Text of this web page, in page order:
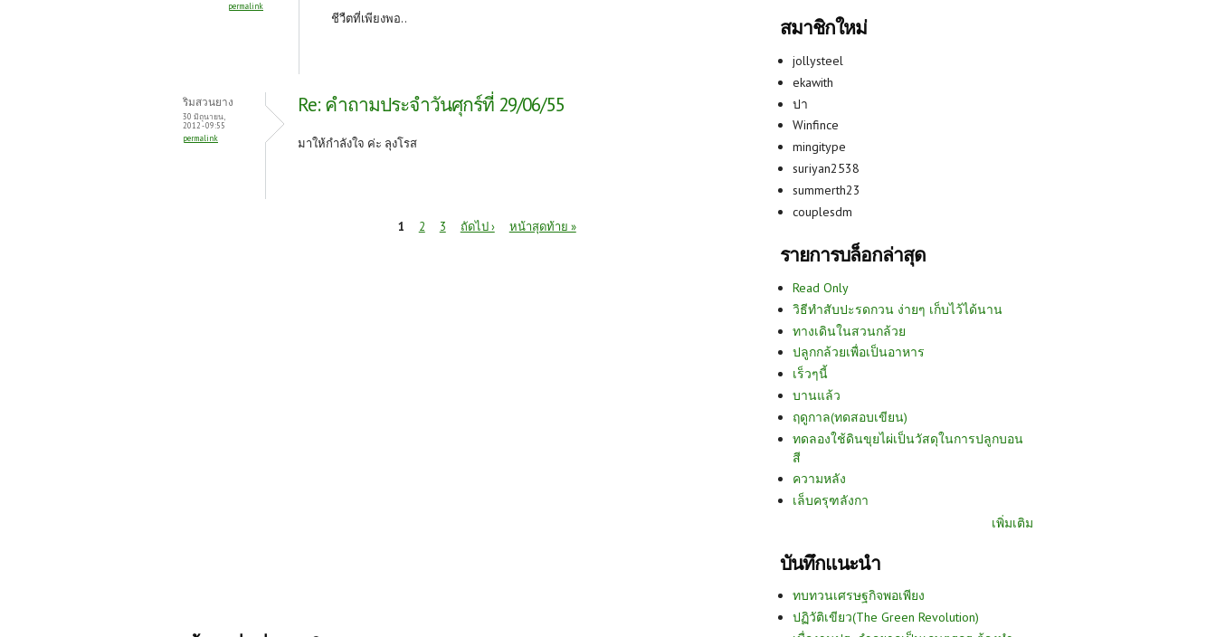
permalink
ชีวืตที่เพียงพอ..
ริมสวนยาง
30 มิถุนายน,
2012 - 09:55
permalink
Re: คำถามประจำวันศุกร์ที่ 29/06/55
มาให้กำลังใจ ค่ะ ลุงโรส
1 2 3 ถัดไป › หน้าสุดท้าย »
สมาชิกใหม่
jollysteel
ekawith
ปา
Winfince
mingitype
suriyan2538
summerth23
couplesdm
รายการบล็อกล่าสุด
Read Only
วิธีทำสับปะรดกวน ง่ายๆ เก็บไว้ได้นาน
ทางเดินในสวนกล้วย
ปลูกกล้วยเพื่อเป็นอาหาร
เร็วๆนี้
บานแล้ว
ฤดูกาล(ทดสอบเขียน)
ทดลองใช้ดินขุยไผ่เป็นวัสดุในการปลูกบอน
สี
ความหลัง
เล็บครุฑลังกา
เพิ่มเติม
บันทึกแนะนำ
ทบทวนเศรษฐกิจพอเพียง
ปฏิวัติเขียว(The Green Revolution)